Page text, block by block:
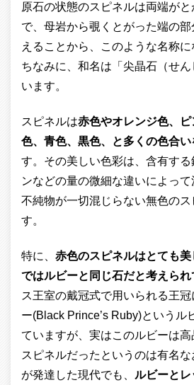
原石の状態のスピネルは両端が
で、母岩から覗くとがった端の
えることから、このような名称に
ちなみに、和名は「尖晶石（せ
います。
スピネルは赤色やオレンジ色、
色、青色、黒色、と多くの色合
す。その美しい色彩は、含有す
ンなどの量の微細な違いによって
不純物が一切混じらない無色のス
す。
特に、 赤色のスピネルはとても
ではルビーと同じ石だと考えられ
ス王室の戴冠式で用いられる王
ー(Black Prince’s Ruby)というル
ていますが、実はこのルビーは
スピネルだったというのは有名
が発達した現代でも、 ルビーと